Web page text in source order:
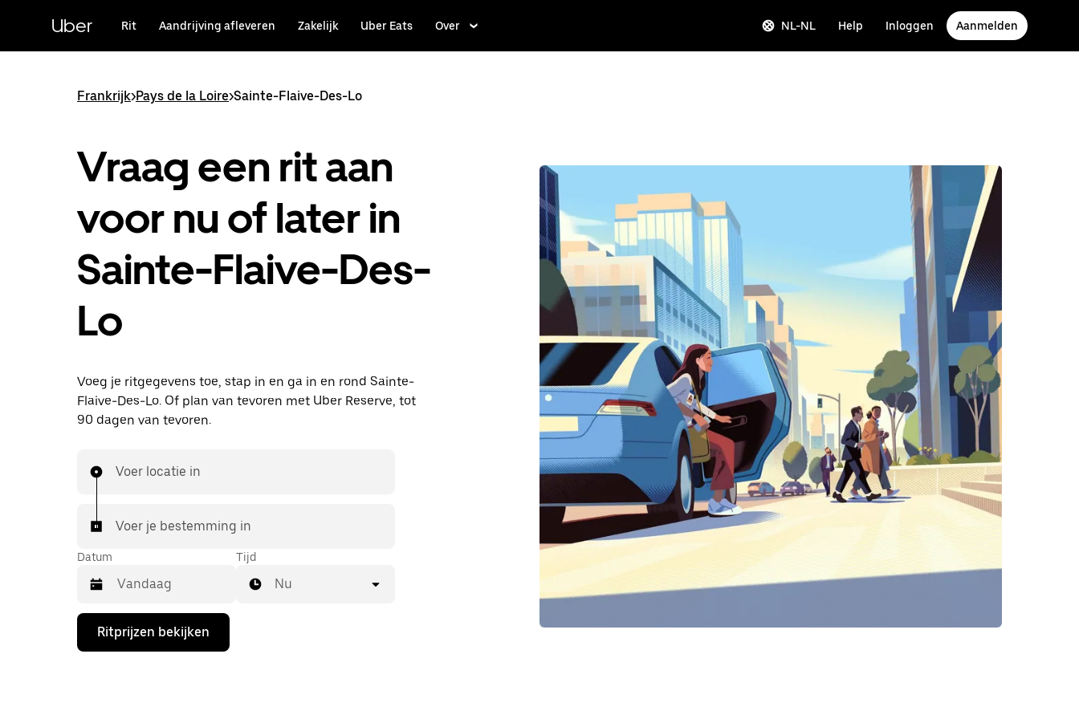
hoofdinhoudUber Rit Aandrijving afleveren Zakelijk Uber Eats Over NL-NL Help Inloggen Aanmelden
Frankrijk>Pays de la Loire>Sainte-Flaive-Des-Lo
Vraag een rit aan
voor nu of later in
Sainte-Flaive-Des-
Lo
Voeg je ritgegevens toe, stap in en ga in en rond Sainte-
Flaive-Des-Lo. Of plan van tevoren met Uber Reserve, tot
90 dagen van tevoren.
Voer locatie in
Voer je bestemming in
Datum
Druk
de
Tijd
Nu
Ritprijzen bekijken